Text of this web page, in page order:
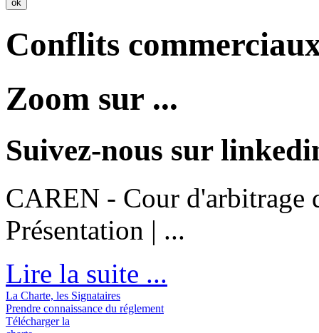
Conflits
Zoom sur ...
Suivez-nous sur
CAREN - Cour d'arbitrage
Présentation | ...
Lire la suite ...
La Charte, les Signataires
Prendre connaissance du réglement
Télécharger la